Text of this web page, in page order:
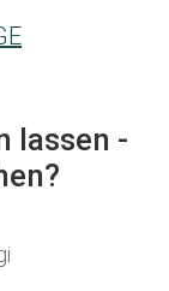
lassen -